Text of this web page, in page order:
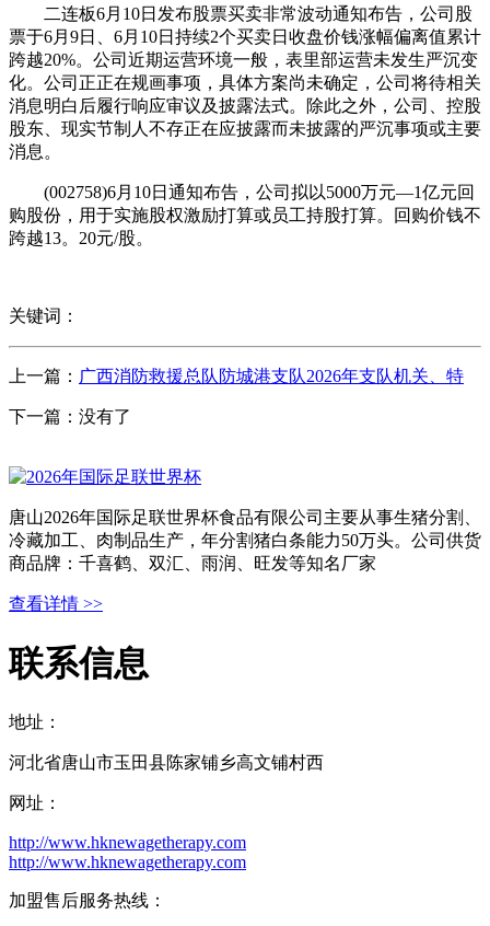
二连板6月10日发布股票买卖非常波动通知布告，公司股
票于6月9日、6月10日持续2个买卖日收盘价钱涨幅偏离值累计
跨越20%。公司近期运营环境一般，表里部运营未发生严沉变
化。公司正正在规画事项，具体方案尚未确定，公司将待相关
消息明白后履行响应审议及披露法式。除此之外，公司、控股
股东、现实节制人不存正在应披露而未披露的严沉事项或主要
消息。
(002758)6月10日通知布告，公司拟以5000万元—1亿元回
购股份，用于实施股权激励打算或员工持股打算。回购价钱不
跨越13。20元/股。
关键词：
上一篇： 广西消防救援总队防城港支队2026年支队机关、特
下一篇：没有了
唐山2026年国际足联世界杯食品有限公司主要从事生猪分割、
冷藏加工、肉制品生产，年分割猪白条能力50万头。公司供货
商品牌：千喜鹤、双汇、雨润、旺发等知名厂家
查看详情 >>
联系信息
地址：
河北省唐山市玉田县陈家铺乡高文铺村西
网址：
http://www.hknewagetherapy.com
http://www.hknewagetherapy.com
加盟售后服务热线：